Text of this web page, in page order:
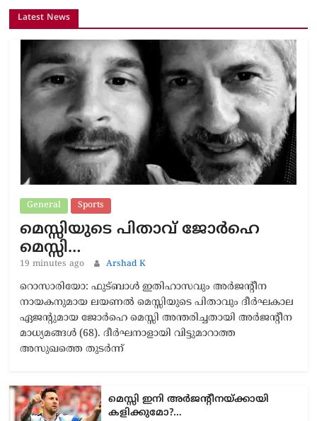
Latest News
General Sports
മെസ്സിയുടെ പിതാവ് ജോർഹെ
മെസ്സി…
19 minutes ago Arshad K
റൊസാരിയോ: ഫുട്ബാൾ ഇതിഹാസവും അർജന്റീന
നായകനുമായ ലയണൽ മെസ്സിയുടെ പിതാവും ദീർഘകാല
ഏജന്റുമായ ജോർഹെ മെസ്സി അന്തരിച്ചതായി അർജന്റീന
മാധ്യമങ്ങൾ (68). ദീർഘനാളായി വിട്ടുമാറാത്ത
അസുഖത്തെ തുടർന്ന്
മെസ്സി ഇനി അർജന്റീനയ്ക്കായി
കളിക്കുമോ?…